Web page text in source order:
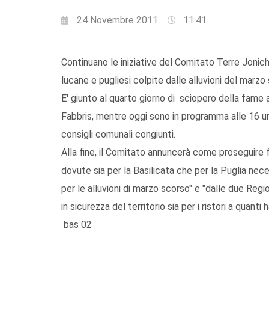
24 Novembre 2011 11:41
Continuano le iniziative del Comitato Terre
lucane e pugliesi colpite dalle alluvioni del marzo
E' giunto al quarto giorno di sciopero della
Fabbris, mentre oggi sono in programma alle 16
consigli comunali congiunti.
Alla fine, il Comitato annuncerà come
dovute sia per la Basilicata che per la Puglia
per le alluvioni di marzo scorso" e "dalle due
in sicurezza del territorio sia per i ristori a quanti
bas 02